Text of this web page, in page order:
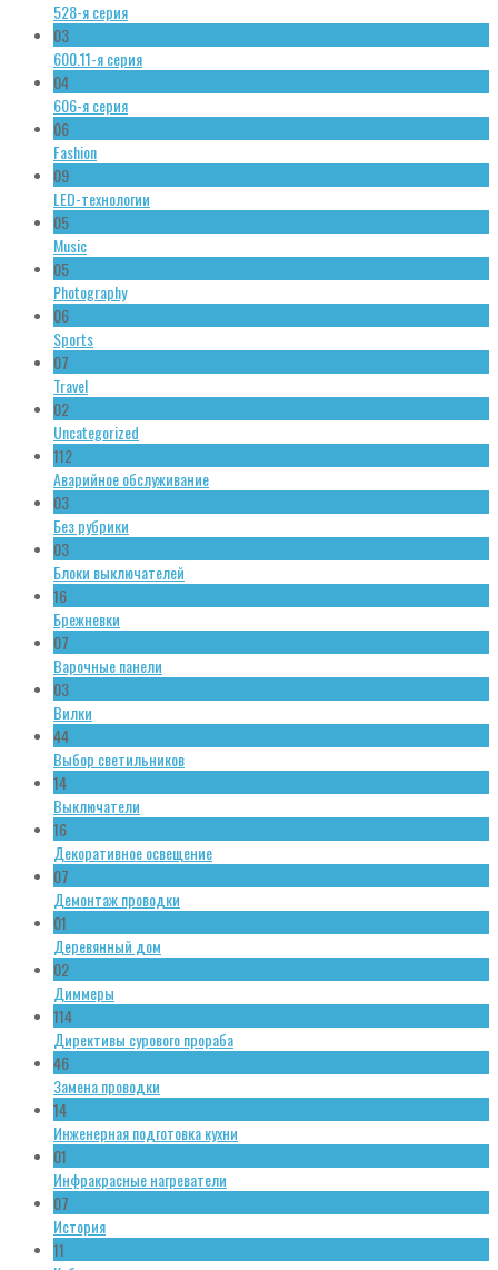
528-я серия
03
600.11-я серия
04
606-я серия
06
Fashion
09
LED-технологии
05
Music
05
Photography
06
Sports
07
Travel
02
Uncategorized
112
Аварийное обслуживание
03
Без рубрики
03
Блоки выключателей
16
Брежневки
07
Варочные панели
03
Вилки
44
Выбор светильников
14
Выключатели
16
Декоративное освещение
07
Демонтаж проводки
01
Деревянный дом
02
Диммеры
114
Директивы сурового прораба
46
Замена проводки
14
Инженерная подготовка кухни
01
Инфракрасные нагреватели
07
История
11